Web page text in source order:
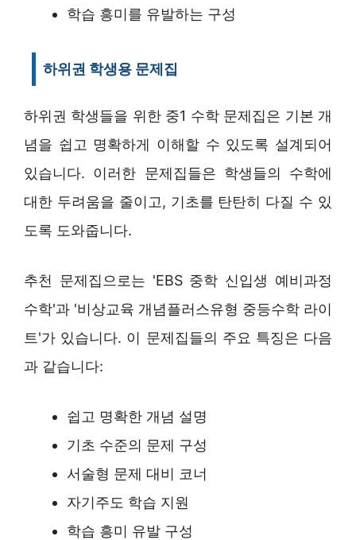
학습 흥미를 유발하는 구성
하위권 학생용 문제집
하위권 학생들을 위한 중1 수학 문제집은 기본 개
념을 쉽고 명확하게 이해할 수 있도록 설계되어
있습니다. 이러한 문제집들은 학생들의 수학에
대한 두려움을 줄이고, 기초를 탄탄히 다질 수 있
도록 도와줍니다.
추천 문제집으로는 'EBS 중학 신입생 예비과정
수학'과 '비상교육 개념플러스유형 중등수학 라이
트'가 있습니다. 이 문제집들의 주요 특징은 다음
과 같습니다:
쉽고 명확한 개념 설명
기초 수준의 문제 구성
서술형 문제 대비 코너
자기주도 학습 지원
학습 흥미 유발 구성